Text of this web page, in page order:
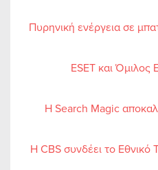
Πυρηνική ενέργεια σε
ESET και Όμιλος
Η Search Magic
Η CBS συνδέει το